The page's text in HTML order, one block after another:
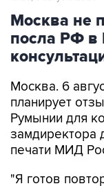
Москва не
посла РФ
Москва. 6
планирует
Румынии для
замдиректора
печати МИД
"Я готов